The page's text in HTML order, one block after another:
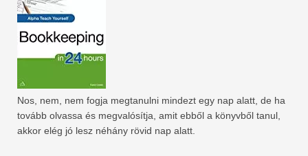
Nos, nem, nem fogja megtanulni mindezt egy nap alatt, de ha
tovább olvassa és megvalósítja, amit ebből a könyvből tanul,
akkor elég jó lesz néhány rövid nap alatt.